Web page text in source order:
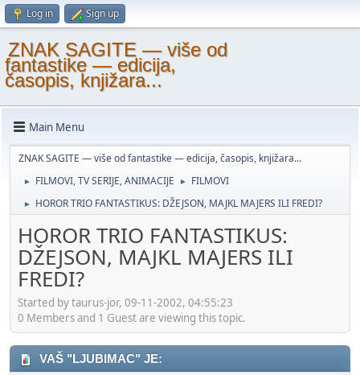
Log in Sign up
ZNAK SAGITE — više od
fantastike — edicija,
časopis, knjižara...
Main Menu
ZNAK SAGITE — više od fantastike — edicija, časopis, knjižara...
► FILMOVI, TV SERIJE, ANIMACIJE ► FILMOVI
► HOROR TRIO FANTASTIKUS: DŽEJSON, MAJKL MAJERS ILI FREDI?
HOROR TRIO FANTASTIKUS:
DŽEJSON, MAJKL MAJERS ILI
FREDI?
Started by taurus-jor, 09-11-2002, 04:55:23
0 Members and 1 Guest are viewing this topic.
VAŠ "LJUBIMAC" JE: